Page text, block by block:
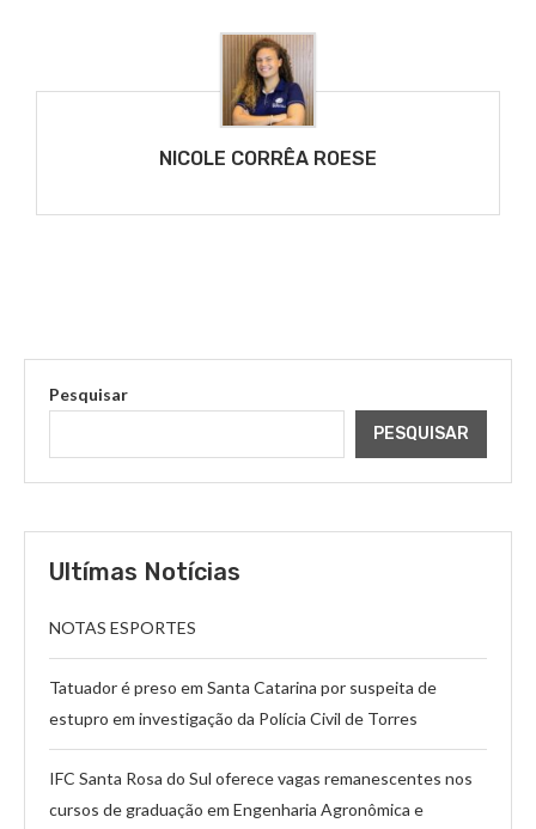
NICOLE CORRÊA ROESE
Pesquisar
PESQUISAR
Ultímas Notícias
NOTAS ESPORTES
Tatuador é preso em Santa Catarina por suspeita de
estupro em investigação da Polícia Civil de Torres
IFC Santa Rosa do Sul oferece vagas remanescentes nos
cursos de graduação em Engenharia Agronômica e